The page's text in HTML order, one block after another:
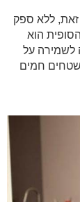
זאת, ללא ספק
הוא
לשמירה על
חמים